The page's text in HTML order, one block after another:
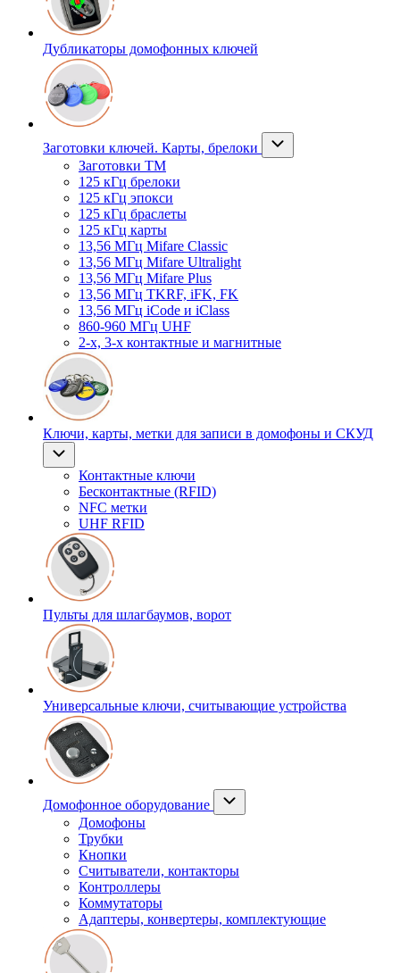
Дубликаторы домофонных ключей
Заготовки ключей. Карты, брелоки
Заготовки ТМ
125 кГц брелоки
125 кГц эпокси
125 кГц браслеты
125 кГц карты
13,56 МГц Mifare Classic
13,56 МГц Mifare Ultralight
13,56 МГц Mifare Plus
13,56 МГц TKRF, iFK, FK
13,56 МГц iCode и iClass
860-960 МГц UHF
2-х, 3-х контактные и магнитные
Ключи, карты, метки для записи в домофоны и СКУД
Контактные ключи
Бесконтактные (RFID)
NFC метки
UHF RFID
Пульты для шлагбаумов, ворот
Универсальные ключи, считывающие устройства
Домофонное оборудование
Домофоны
Трубки
Кнопки
Считыватели, контакторы
Контроллеры
Коммутаторы
Адаптеры, конвертеры, комплектующие